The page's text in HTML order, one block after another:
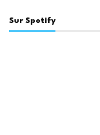
Sur Spotify